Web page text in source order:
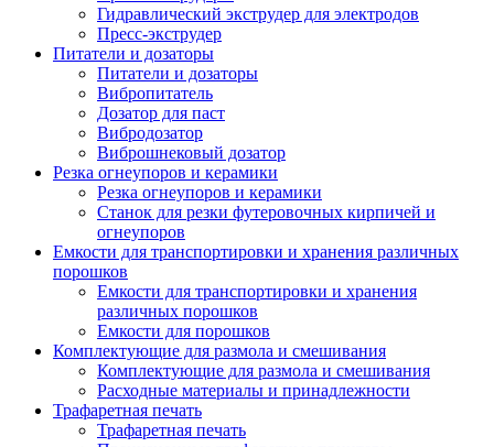
Гидравлический экструдер для электродов
Пресс-экструдер
Питатели и дозаторы
Питатели и дозаторы
Вибропитатель
Дозатор для паст
Вибродозатор
Виброшнековый дозатор
Резка огнеупоров и керамики
Резка огнеупоров и керамики
Станок для резки футеровочных кирпичей и
огнеупоров
Емкости для транспортировки и хранения различных
порошков
Емкости для транспортировки и хранения
различных порошков
Емкости для порошков
Комплектующие для размола и смешивания
Комплектующие для размола и смешивания
Расходные материалы и принадлежности
Трафаретная печать
Трафаретная печать